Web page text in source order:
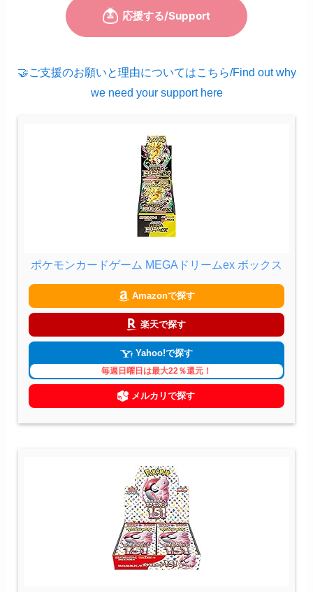
🤝ご支援のお願いと理由についてはこちら/Find out why
we need your support here
ポケモンカードゲーム MEGAドリームex ボックス
Amazonで探す
楽天で探す
Yahoo!で探す
毎週日曜日は最大22％還元！
メルカリで探す